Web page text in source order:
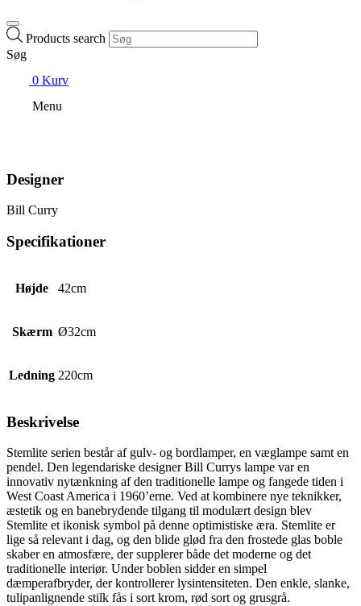
Products search
Søg
0 Kurv
Menu
Designer
Bill Curry
Specifikationer
Højde 42cm
Skærm Ø32cm
Ledning 220cm
Beskrivelse
Stemlite serien består af gulv- og bordlamper, en væglampe samt en
pendel. Den legendariske designer Bill Currys lampe var en
innovativ nytænkning af den traditionelle lampe og fangede tiden i
West Coast America i 1960’erne. Ved at kombinere nye teknikker,
æstetik og en banebrydende tilgang til modulært design blev
Stemlite et ikonisk symbol på denne optimistiske æra. Stemlite er
lige så relevant i dag, og den blide glød fra den frostede glas boble
skaber en atmosfære, der supplerer både det moderne og det
traditionelle interiør. Under boblen sidder en simpel
dæmperafbryder, der kontrollerer lysintensiteten. Den enkle, slanke,
tulipanlignende stilk fås i sort krom, rød sort og grusgrå.